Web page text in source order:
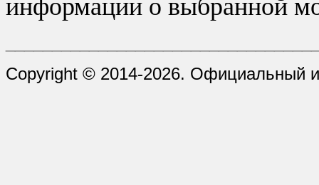
информации о выбранной
Copyright © 2014-2026. Официальный